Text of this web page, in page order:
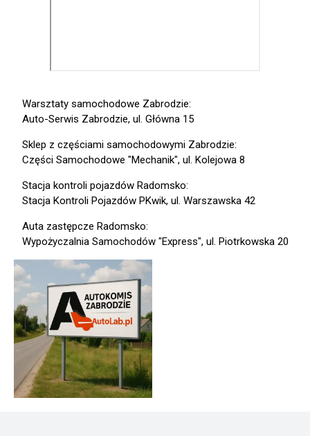
Warsztaty samochodowe Zabrodzie:
Auto-Serwis Zabrodzie, ul. Główna 15
Sklep z częściami samochodowymi Zabrodzie:
Części Samochodowe "Mechanik", ul. Kolejowa 8
Stacja kontroli pojazdów Radomsko:
Stacja Kontroli Pojazdów PKwik, ul. Warszawska 42
Auta zastępcze Radomsko:
Wypożyczalnia Samochodów "Express", ul. Piotrkowska 20